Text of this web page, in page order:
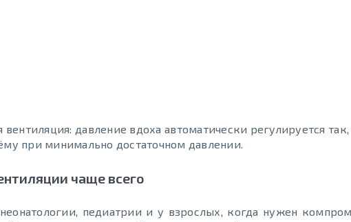
давление вдоха автоматически регулируется
при минимально достаточном давлении.
чаще всего
педиатрии и у взрослых, когда нужен